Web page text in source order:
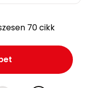
70 cikk